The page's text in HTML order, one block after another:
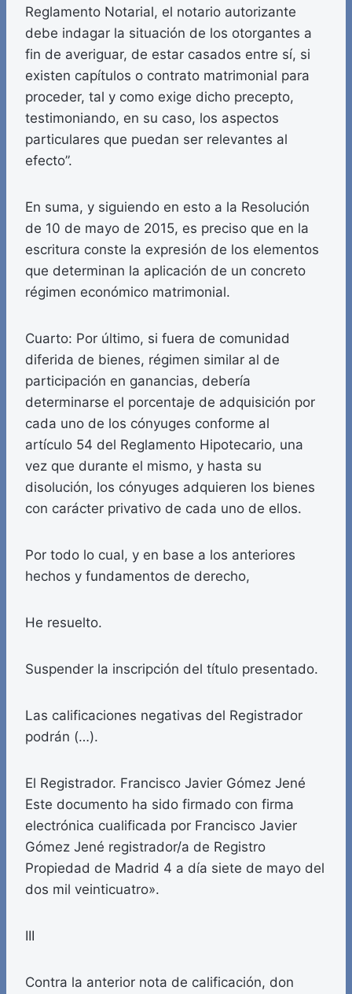
Reglamento Notarial, el notario autorizante
debe indagar la situación de los otorgantes a
fin de averiguar, de estar casados entre sí, si
existen capítulos o contrato matrimonial para
proceder, tal y como exige dicho precepto,
testimoniando, en su caso, los aspectos
particulares que puedan ser relevantes al
efecto”.
En suma, y siguiendo en esto a la Resolución
de 10 de mayo de 2015, es preciso que en la
escritura conste la expresión de los elementos
que determinan la aplicación de un concreto
régimen económico matrimonial.
Cuarto: Por último, si fuera de comunidad
diferida de bienes, régimen similar al de
participación en ganancias, debería
determinarse el porcentaje de adquisición por
cada uno de los cónyuges conforme al
artículo 54 del Reglamento Hipotecario, una
vez que durante el mismo, y hasta su
disolución, los cónyuges adquieren los bienes
con carácter privativo de cada uno de ellos.
Por todo lo cual, y en base a los anteriores
hechos y fundamentos de derecho,
He resuelto.
Suspender la inscripción del título presentado.
Las calificaciones negativas del Registrador
podrán (…).
El Registrador. Francisco Javier Gómez Jené
Este documento ha sido firmado con firma
electrónica cualificada por Francisco Javier
Gómez Jené registrador/a de Registro
Propiedad de Madrid 4 a día siete de mayo del
dos mil veinticuatro».
III
Contra la anterior nota de calificación, don